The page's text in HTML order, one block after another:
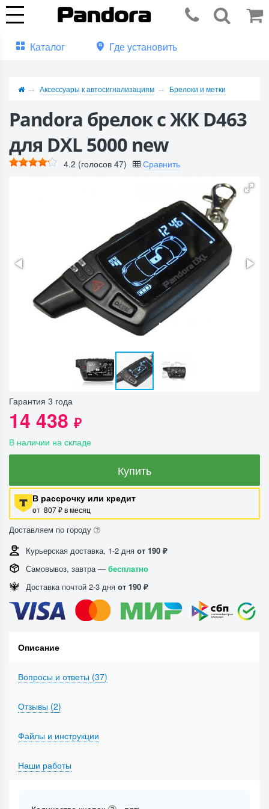
Каталог Где установить
Аксессуары к автосигнализациям Брелоки и метки
Pandora брелок с ЖК D463
для DXL 5000 new
4.2 (голосов47) Сравнить
Гарантия 3 года
14 438 ₽
В наличии на складе
Купить
В рассрочку или кредит
от 807 ₽ в месяц
Доставляем по городу
Курьерская доставка, 1-2 дня от 190 ₽
Самовывоз, завтра — бесплатно
Доставка почтой 2-3 дня от 190 ₽
Описание
Вопросы и ответы (37)
Отзывы (2)
Файлы и инструкции
Наши работы